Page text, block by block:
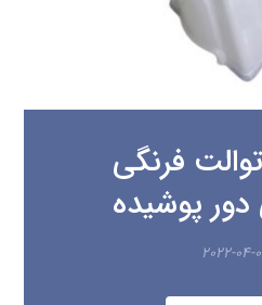
فرنگی
دور پوشیده
۰۴-۰۵